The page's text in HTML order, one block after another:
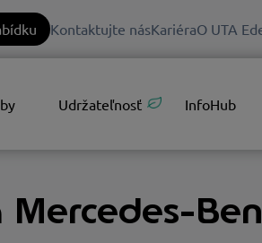
Kontaktujte násKariéraO UTA
Udržateľnosť InfoHub